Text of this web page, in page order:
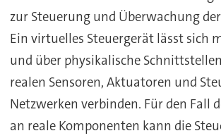
zur Steuerung und Überwachung
Ein virtuelles Steuergerät lässt sich
und über physikalische
realen Sensoren, Aktuatoren und
Netzwerken verbinden. Für den Fall
an reale Komponenten kann die